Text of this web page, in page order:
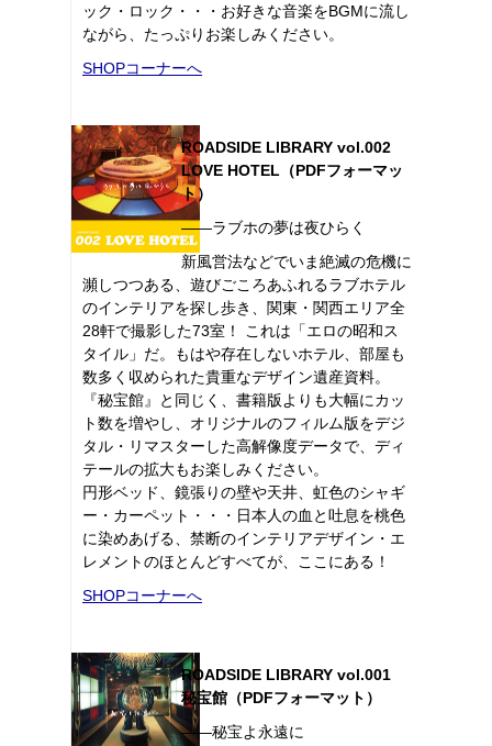
ック・ロック・・・お好きな音楽をBGMに流し
ながら、たっぷりお楽しみください。
SHOPコーナーへ
ROADSIDE LIBRARY vol.002
LOVE HOTEL（PDFフォーマッ
ト）
――ラブホの夢は夜ひらく
新風営法などでいま絶滅の危機に
瀕しつつある、遊びごころあふれるラブホテル
のインテリアを探し歩き、関東・関西エリア全
28軒で撮影した73室！ これは「エロの昭和ス
タイル」だ。もはや存在しないホテル、部屋も
数多く収められた貴重なデザイン遺産資料。
『秘宝館』と同じく、書籍版よりも大幅にカッ
ト数を増やし、オリジナルのフィルム版をデジ
タル・リマスターした高解像度データで、ディ
テールの拡大もお楽しみください。
円形ベッド、鏡張りの壁や天井、虹色のシャギ
ー・カーペット・・・日本人の血と吐息を桃色
に染めあげる、禁断のインテリアデザイン・エ
レメントのほとんどすべてが、ここにある！
SHOPコーナーへ
ROADSIDE LIBRARY vol.001
秘宝館（PDFフォーマット）
――秘宝よ永遠に